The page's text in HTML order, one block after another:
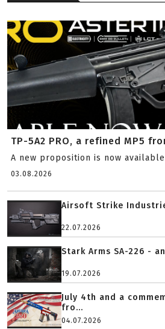
TP-5A2 PRO, a refined MP5
A new proposition is now
03.08.2026
Airsoft Strike
22.07.2026
Stark Arms SA-226 -
19.07.2026
July 4th and a
fro...
04.07.2026